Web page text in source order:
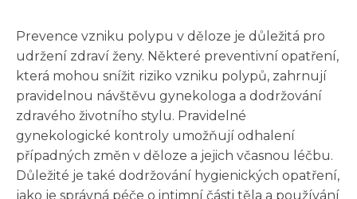
Prevence vzniku polypu v děloze je důležitá pro
udržení zdraví ženy. Některé preventivní opatření,
která mohou snížit riziko vzniku polypů, zahrnují
pravidelnou návštěvu gynekologa a dodržování
zdravého životního stylu. Pravidelné
gynekologické kontroly umožňují odhalení
případných změn v děloze a jejich včasnou léčbu.
Důležité je také dodržování hygienických opatření,
jako je správná péče o intimní části těla a používání